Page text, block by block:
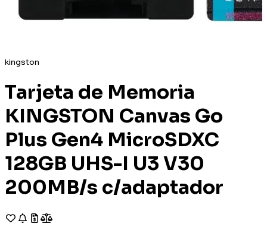
kingston
Tarjeta de Memoria
KINGSTON Canvas Go
Plus Gen4 MicroSDXC
128GB UHS-I U3 V30
200MB/s c/adaptador